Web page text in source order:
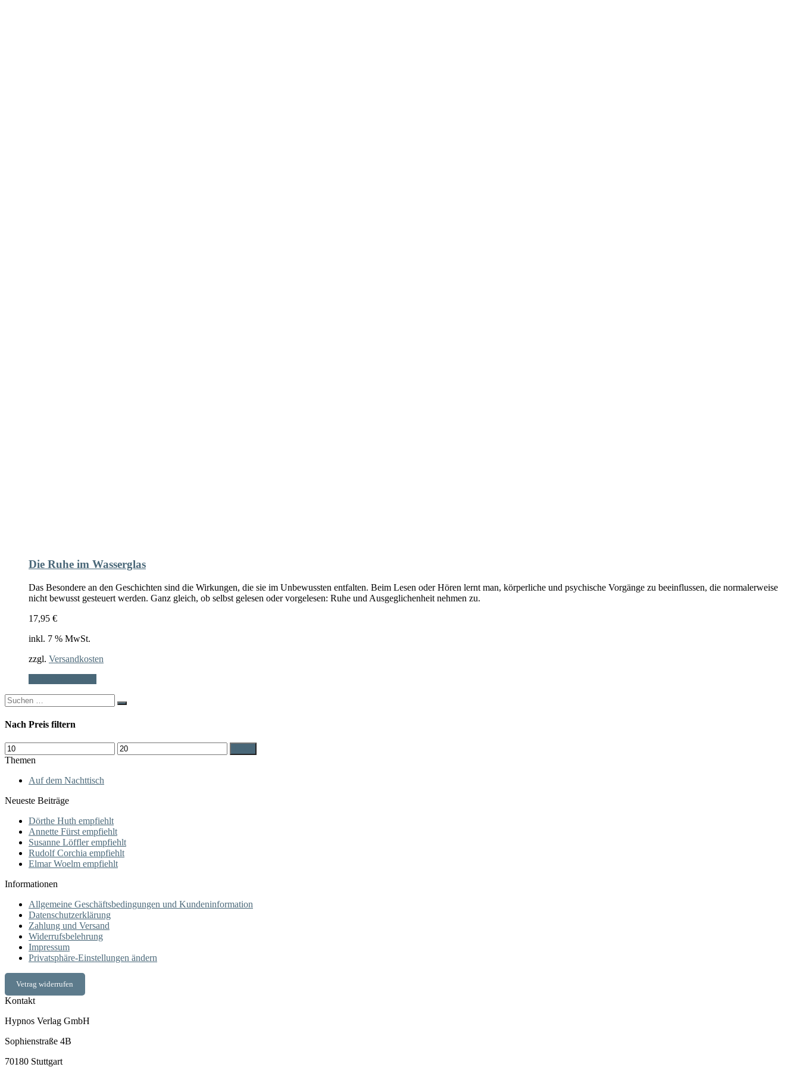
Die Ruhe im Wasserglas
Das Besondere an den Geschichten sind die Wirkungen, die sie im Unbewussten entfalten. Beim Lesen oder Hören lernt man, körperliche und psychische Vorgänge zu beeinflussen, die normalerweise
nicht bewusst gesteuert werden. Ganz gleich, ob selbst gelesen oder vorgelesen: Ruhe und Ausgeglichenheit nehmen zu.
17,95 €
inkl. 7 % MwSt.
zzgl. Versandkosten
Search
for:
Nach Preis filtern
Min.
Preis
Max.
Preis
Themen
Auf dem Nachttisch
Neueste Beiträge
Dörthe Huth empfiehlt
Annette Fürst empfiehlt
Susanne Löffler empfiehlt
Rudolf Corchia empfiehlt
Elmar Woelm empfiehlt
Informationen
Allgemeine Geschäftsbedingungen und Kundeninformation
Datenschutzerklärung
Zahlung und Versand
Widerrufsbelehrung
Impressum
Privatsphäre-Einstellungen ändern
Vetrag widerrufen
Kontakt
Hypnos Verlag GmbH
Sophienstraße 4B
70180 Stuttgart